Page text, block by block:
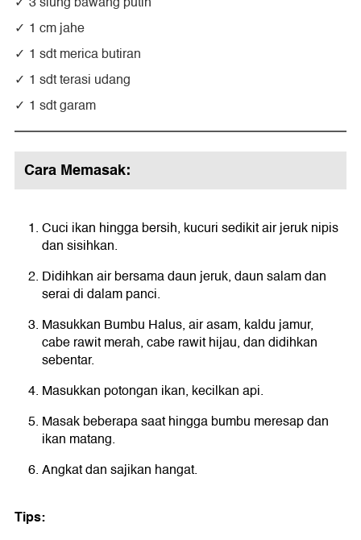
1 cm jahe
1 sdt merica butiran
1 sdt terasi udang
1 sdt garam
Cara Memasak:
Cuci ikan hingga bersih, kucuri sedikit air jeruk nipis
dan sisihkan.
Didihkan air bersama daun jeruk, daun salam dan
serai di dalam panci.
Masukkan Bumbu Halus, air asam, kaldu jamur,
cabe rawit merah, cabe rawit hijau, dan didihkan
sebentar.
Masukkan potongan ikan, kecilkan api.
Masak beberapa saat hingga bumbu meresap dan
ikan matang.
Angkat dan sajikan hangat.
Tips: